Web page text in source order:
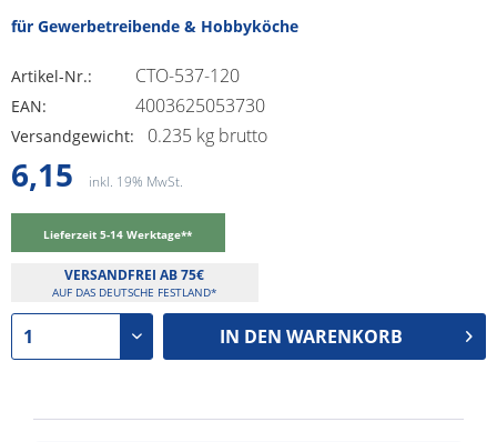
für Gewerbetreibende & Hobbyköche
Artikel-Nr.: CTO-537-120
EAN: 4003625053730
Versandgewicht: 0.235 kg brutto
6,15 inkl. 19% MwSt.
VERSANDFREI AB 75€
AUF DAS DEUTSCHE FESTLAND*
Lieferzeit 5-14 Werktage**
IN DEN WARENKORB